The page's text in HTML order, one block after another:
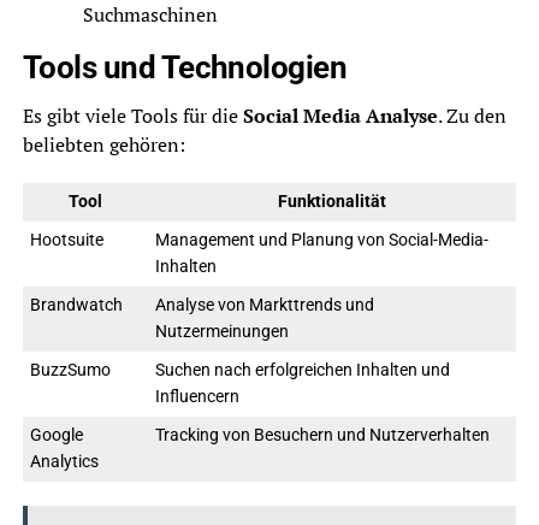
Suchmaschinen
Tools und Technologien
Es gibt viele Tools für dieSocial Media Analyse. Zu den
beliebten gehören:
Tool
Funktionalität
Hootsuite
Management und Planung von Social-Media-
Inhalten
Brandwatch
Analyse von Markttrends und
Nutzermeinungen
BuzzSumo
Suchen nach erfolgreichen Inhalten und
Influencern
Google
Analytics
Tracking von Besuchern und Nutzerverhalten